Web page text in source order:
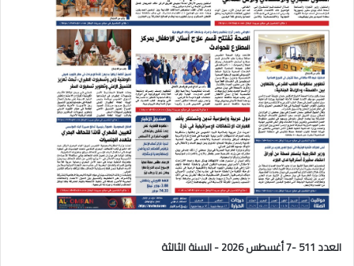
العدد 511 -7 أغسطس 2026 - السنة الثالثة